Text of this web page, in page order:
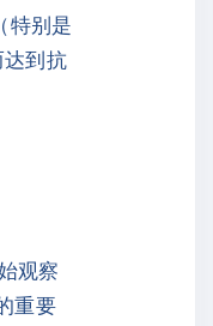
特别是
达到抗
观察
重要